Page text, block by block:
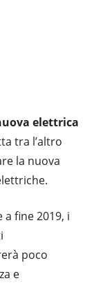
elettrica
tra l’altro
la nuova
fine 2019, i
poco
e